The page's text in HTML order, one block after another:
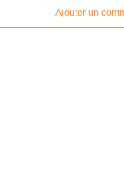
Ajouter un